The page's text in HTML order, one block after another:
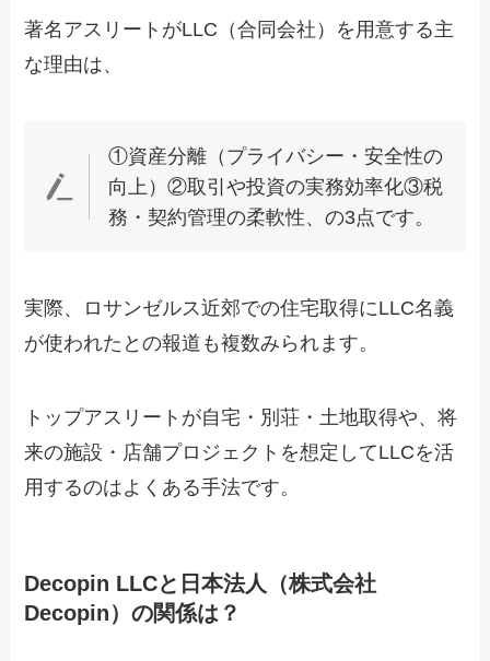
著名アスリートがLLC（合同会社）を用意する主
な理由は、
①資産分離（プライバシー・安全性の
向上）②取引や投資の実務効率化③税
務・契約管理の柔軟性、の3点です。
実際、ロサンゼルス近郊での住宅取得にLLC名義
が使われたとの報道も複数みられます。
トップアスリートが自宅・別荘・土地取得や、将
来の施設・店舗プロジェクトを想定してLLCを活
用するのはよくある手法です。
Decopin LLCと日本法人（株式会社
Decopin）の関係は？